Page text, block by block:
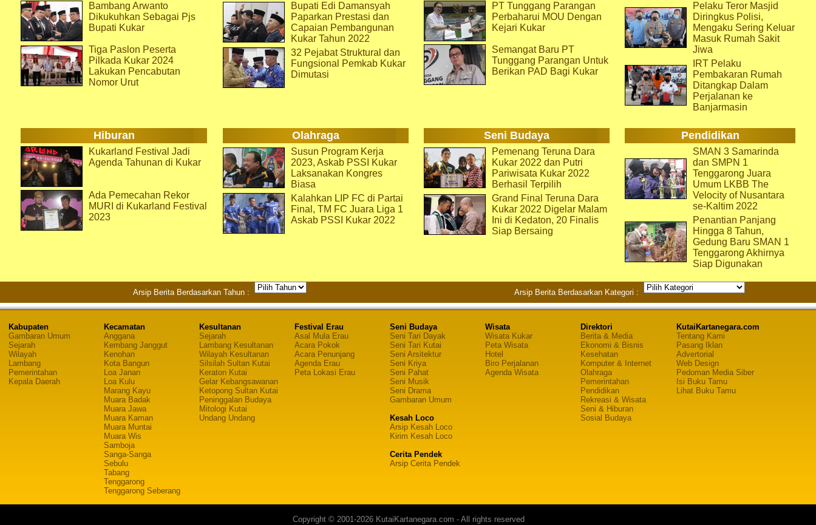
Bambang Arwanto
Dikukuhkan Sebagai Pjs
Bupati Kukar
Tiga Paslon Peserta
Pilkada Kukar 2024
Lakukan Pencabutan
Nomor Urut
Bupati Edi Damansyah
Paparkan Prestasi dan
Capaian Pembangunan
Kukar Tahun 2022
32 Pejabat Struktural dan
Fungsional Pemkab Kukar
Dimutasi
PT Tunggang Parangan
Perbaharui MOU Dengan
Kejari Kukar
Semangat Baru PT
Tunggang Parangan Untuk
Berikan PAD Bagi Kukar
Pelaku Teror Masjid
Diringkus Polisi,
Mengaku Sering Keluar
Masuk Rumah Sakit
Jiwa
IRT Pelaku
Pembakaran Rumah
Ditangkap Dalam
Perjalanan ke
Banjarmasin
Hiburan Olahraga Seni Budaya Pendidikan
Kukarland Festival Jadi
Agenda Tahunan di Kukar
Ada Pemecahan Rekor
MURI di Kukarland Festival
2023
Susun Program Kerja
2023, Askab PSSI Kukar
Laksanakan Kongres
Biasa
Kalahkan LIP FC di Partai
Final, TM FC Juara Liga 1
Askab PSSI Kukar 2022
Pemenang Teruna Dara
Kukar 2022 dan Putri
Pariwisata Kukar 2022
Berhasil Terpilih
Grand Final Teruna Dara
Kukar 2022 Digelar Malam
Ini di Kedaton, 20 Finalis
Siap Bersaing
SMAN 3 Samarinda
dan SMPN 1
Tenggarong Juara
Umum LKBB The
Velocity of Nusantara
se-Kaltim 2022
Penantian Panjang
Hingga 8 Tahun,
Gedung Baru SMAN 1
Tenggarong Akhirnya
Siap Digunakan
Arsip Berita Berdasarkan Tahun : Arsip Berita Berdasarkan Kategori :
Kabupaten
Gambaran Umum
Sejarah
Wilayah
Lambang
Pemerintahan
Kepala Daerah
Kecamatan
Anggana
Kembang Janggut
Kenohan
Kota Bangun
Loa Janan
Loa Kulu
Marang Kayu
Muara Badak
Muara Jawa
Muara Kaman
Muara Muntai
Muara Wis
Samboja
Sanga-Sanga
Sebulu
Tabang
Tenggarong
Tenggarong Seberang
Kesultanan
Sejarah
Lambang Kesultanan
Wilayah Kesultanan
Silsilah Sultan Kutai
Keraton Kutai
Gelar Kebangsawanan
Ketopong Sultan Kutai
Peninggalan Budaya
Mitologi Kutai
Undang Undang
Festival Erau
Asal Mula Erau
Acara Pokok
Acara Penunjang
Agenda Erau
Peta Lokasi Erau
Seni Budaya
Seni Tari Dayak
Seni Tari Kutai
Seni Arsitektur
Seni Kriya
Seni Pahat
Seni Musik
Seni Drama
Gambaran Umum
Kesah Loco
Arsip Kesah Loco
Kirim Kesah Loco
Cerita Pendek
Arsip Cerita Pendek
Wisata
Wisata Kukar
Peta Wisata
Hotel
Biro Perjalanan
Agenda Wisata
Direktori
Berita & Media
Ekonomi & Bisnis
Kesehatan
Komputer & Internet
Olahraga
Pemerintahan
Pendidikan
Rekreasi & Wisata
Seni & Hiburan
Sosial Budaya
KutaiKartanegara.com
Tentang Kami
Pasang Iklan
Advertorial
Web Design
Pedoman Media Siber
Isi Buku Tamu
Lihat Buku Tamu
Copyright © 2001-2026 KutaiKartanegara.com - All rights reserved